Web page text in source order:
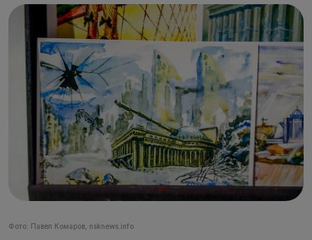
Фото: Павел Комаров, nsknews.info